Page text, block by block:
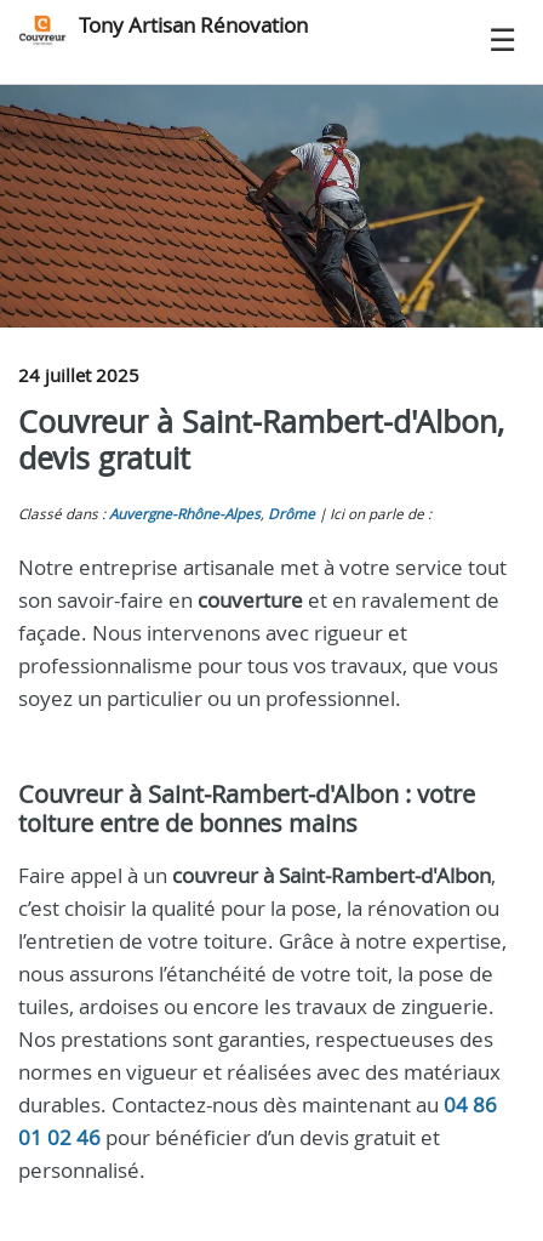
Tony Artisan Rénovation
24 juillet 2025
Couvreur à Saint-Rambert-d'Albon,
devis gratuit
Classé dans :Auvergne-Rhône-Alpes, Drôme Ici on parle de :
Notre entreprise artisanale met à votre service tout
son savoir-faire en couverture et en ravalement de
façade. Nous intervenons avec rigueur et
professionnalisme pour tous vos travaux, que vous
soyez un particulier ou un professionnel.
Couvreur à Saint-Rambert-d'Albon : votre
toiture entre de bonnes mains
Faire appel à un couvreur à Saint-Rambert-d'Albon,
c’est choisir la qualité pour la pose, la rénovation ou
l’entretien de votre toiture. Grâce à notre expertise,
nous assurons l’étanchéité de votre toit, la pose de
tuiles, ardoises ou encore les travaux de zinguerie.
Nos prestations sont garanties, respectueuses des
normes en vigueur et réalisées avec des matériaux
durables. Contactez-nous dès maintenant au 04 86
01 02 46 pour bénéficier d’un devis gratuit et
personnalisé.